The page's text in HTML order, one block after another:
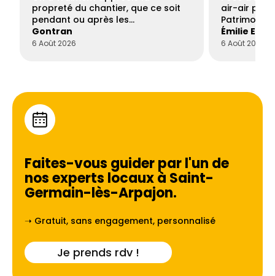
propreté du chantier, que ce soit
pendant ou après les…
Gontran
6 Août 2026
air-air par
Patrimoine
Émilie
6 Août 2026
Faites-vous guider par l'un de
nos experts locaux à Saint-
Germain-lès-Arpajon.
➝ Gratuit, sans engagement, personnalisé
Je prends rdv !